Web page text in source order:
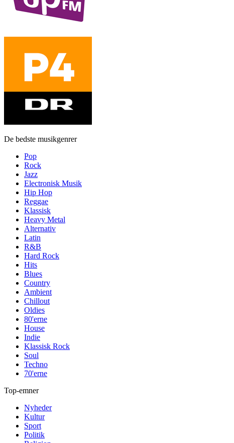
De bedste musikgenrer
Pop
Rock
Jazz
Electronisk Musik
Hip Hop
Reggae
Klassisk
Heavy Metal
Alternativ
Latin
R&B
Hard Rock
Hits
Blues
Country
Ambient
Chillout
Oldies
80'erne
House
Indie
Klassisk Rock
Soul
Techno
70'erne
Top-emner
Nyheder
Kultur
Sport
Politik